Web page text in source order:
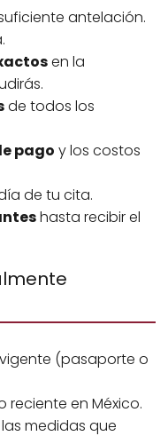
antelación.
en la
de todos los
pago y los costos
de tu cita.
hasta recibir el
(pasaporte o
en México.
medidas que